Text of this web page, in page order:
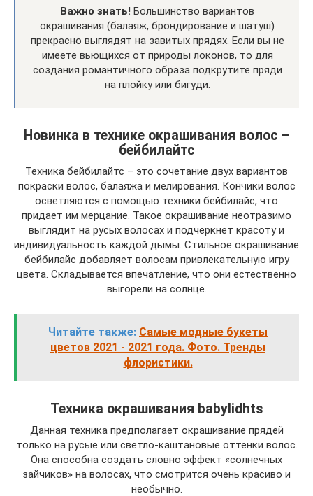
Важно знать! Большинство вариантов
окрашивания (балаяж, брондирование и шатуш)
прекрасно выглядят на завитых прядях. Если вы не
имеете вьющихся от природы локонов, то для
создания романтичного образа подкрутите пряди
на плойку или бигуди.
Новинка в технике окрашивания волос –
бейбилайтс
Техника бейбилайтс – это сочетание двух вариантов
покраски волос, балаяжа и мелирования. Кончики волос
осветляются с помощью техники бейбилайс, что
придает им мерцание. Такое окрашивание неотразимо
выглядит на русых волосах и подчеркнет красоту и
индивидуальность каждой дымы. Стильное окрашивание
бейбилайс добавляет волосам привлекательную игру
цвета. Складывается впечатление, что они естественно
выгорели на солнце.
Читайте также: Самые модные букеты
цветов 2021 - 2021 года. Фото. Тренды
флористики.
Техника окрашивания babylidhts
Данная техника предполагает окрашивание прядей
только на русые или светло-каштановые оттенки волос.
Она способна создать словно эффект «солнечных
зайчиков» на волосах, что смотрится очень красиво и
необычно.